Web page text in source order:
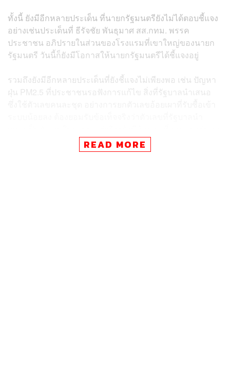
ทั้งนี้ ยังมีอีกหลายประเด็น ที่นายกรัฐมนตรียังไม่ได้ตอบชี้แจง
อย่างเช่นประเด็นที่ ธีรัจชัย พันธุมาศ สส.กทม. พรรค
ประชาชน อภิปรายในส่วนของโรงแรมที่เขาใหญ่ของนายก
รัฐมนตรี วันนี้ก็ยังมีโอกาสให้นายกรัฐมนตรีได้ชี้แจงอยู่
รวมถึงยังมีอีกหลายประเด็นที่ยังชี้แจงไม่เพียงพอ เช่น ปัญหา
ฝุ่น PM2.5 ที่ประชาชนรอฟังการแก้ไข สิ่งที่รัฐบาลนำเสนอ
ระบบจำนวนมาก ดังนั้น สิ่งที่ สส.พระประชาชนพยายามนำ
เสนอ ควรใช้ตัวเลขชี้วัดจากพื้นที่การเผา มากกว่า อีกมุมหนึ่ง
READ MORE